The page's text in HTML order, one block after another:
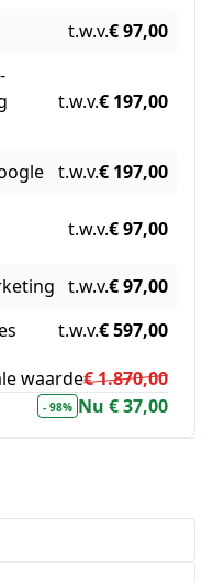
t.w.v.€ 97,00
t.w.v.€ 197,00
t.w.v.€ 197,00
t.w.v.€ 97,00
t.w.v.€ 97,00
t.w.v.€ 597,00
- 98% Nu € 37,00
waarde€ 1.870,00